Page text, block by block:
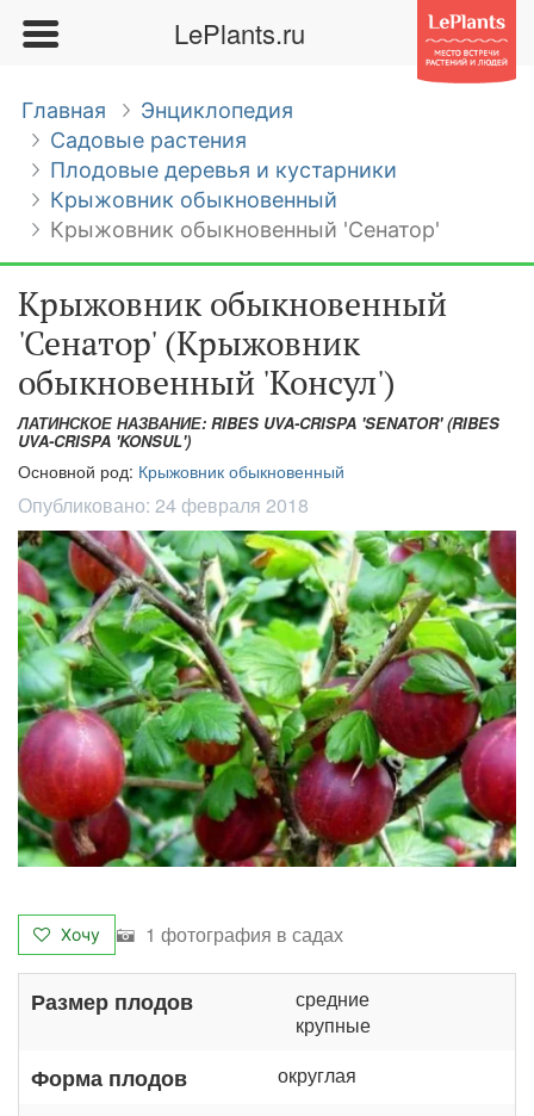
LePlants.ru
Главная
Энциклопедия
Садовые растения
Плодовые деревья и кустарники
Крыжовник обыкновенный
Крыжовник обыкновенный 'Сенатор'
Крыжовник обыкновенный
'Сенатор' (Крыжовник
обыкновенный 'Консул')
ЛАТИНСКОЕ НАЗВАНИЕ: RIBES UVA-CRISPA 'SENATOR' (RIBES
UVA-CRISPA 'KONSUL')
Основной род: Крыжовник обыкновенный
Опубликовано: 24 февраля 2018
Хочу 1 фотография в садах
Размер плодов
средние
крупные
Форма плодов округлая